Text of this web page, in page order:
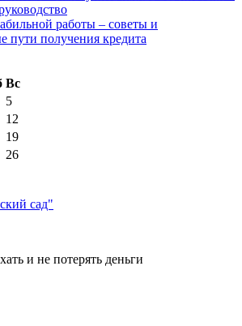
работы – советы и
пути получения кредита
Вс
5
12
19
26
сад"
и не потерять деньги